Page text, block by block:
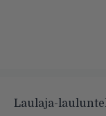
Laulaja-